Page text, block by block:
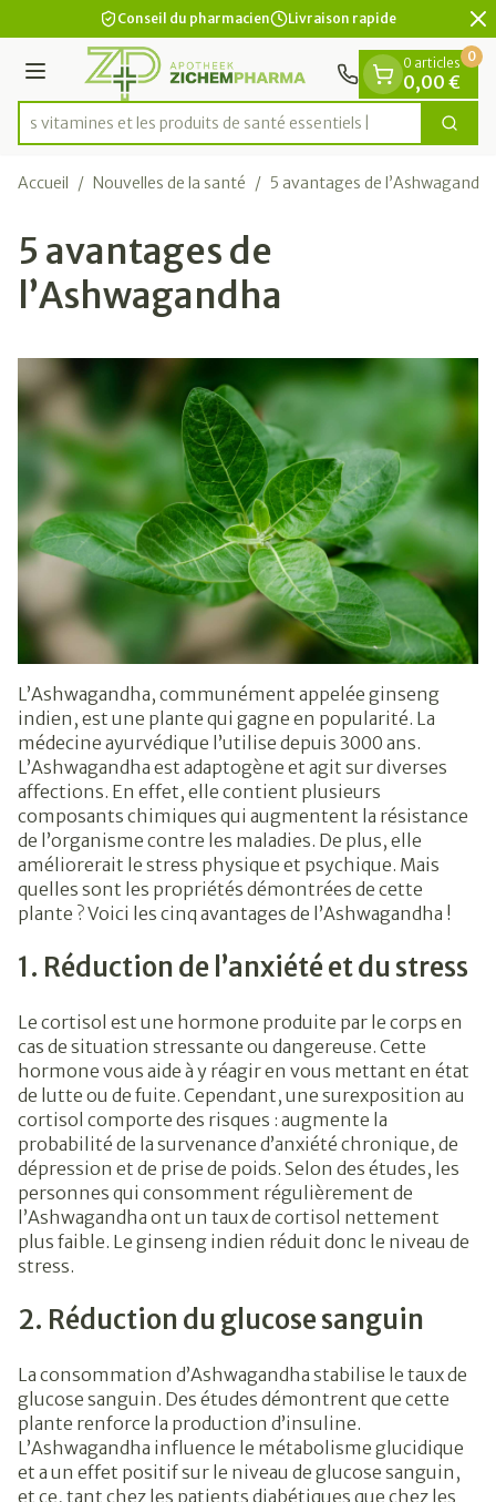
Aller au contenu
2 de 2Conseil du pharmacien Livraison rapide
Menu
Rechercher
les vitamines et les produits de santé essentiels
0 articles
0,00 €
0
Accueil / Nouvelles de la santé / 5 avantages de l’Ashwagandha
5 avantages de
l’Ashwagandha
L’Ashwagandha, communément appelée ginseng
indien, est une plante qui gagne en popularité. La
médecine ayurvédique l’utilise depuis 3000 ans.
L’Ashwagandha est adaptogène et agit sur diverses
affections. En effet, elle contient plusieurs
composants chimiques qui augmentent la résistance
de l’organisme contre les maladies. De plus, elle
améliorerait le stress physique et psychique. Mais
quelles sont les propriétés démontrées de cette
plante ? Voici les cinq avantages de l’Ashwagandha !
1. Réduction de l’anxiété et du stress
Le cortisol est une hormone produite par le corps en
cas de situation stressante ou dangereuse. Cette
hormone vous aide à y réagir en vous mettant en état
de lutte ou de fuite. Cependant, une surexposition au
cortisol comporte des risques : augmente la
probabilité de la survenance d’anxiété chronique, de
dépression et de prise de poids. Selon des études, les
personnes qui consomment régulièrement de
l’Ashwagandha ont un taux de cortisol nettement
plus faible. Le ginseng indien réduit donc le niveau de
stress.
2. Réduction du glucose sanguin
La consommation d’Ashwagandha stabilise le taux de
glucose sanguin. Des études démontrent que cette
plante renforce la production d’insuline.
L’Ashwagandha influence le métabolisme glucidique
et a un effet positif sur le niveau de glucose sanguin,
et ce, tant chez les patients diabétiques que chez les